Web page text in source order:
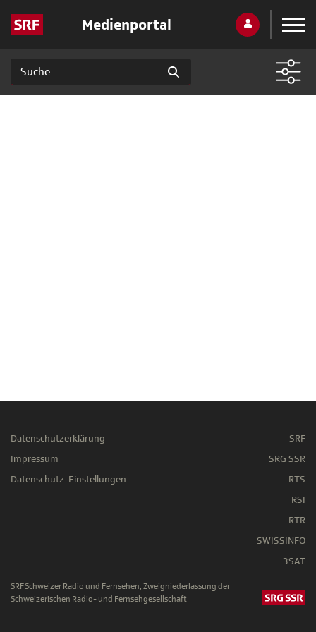
Medienportal
Datenschutzerklärung
Impressum
Datenschutz-Einstellungen
SRF
SRG SSR
RTS
RSI
RTR
SWISSINFO
3SAT
SRF Schweizer Radio und Fernsehen, Zweigniederlassung der
Schweizerischen Radio- und Fernsehgesellschaft